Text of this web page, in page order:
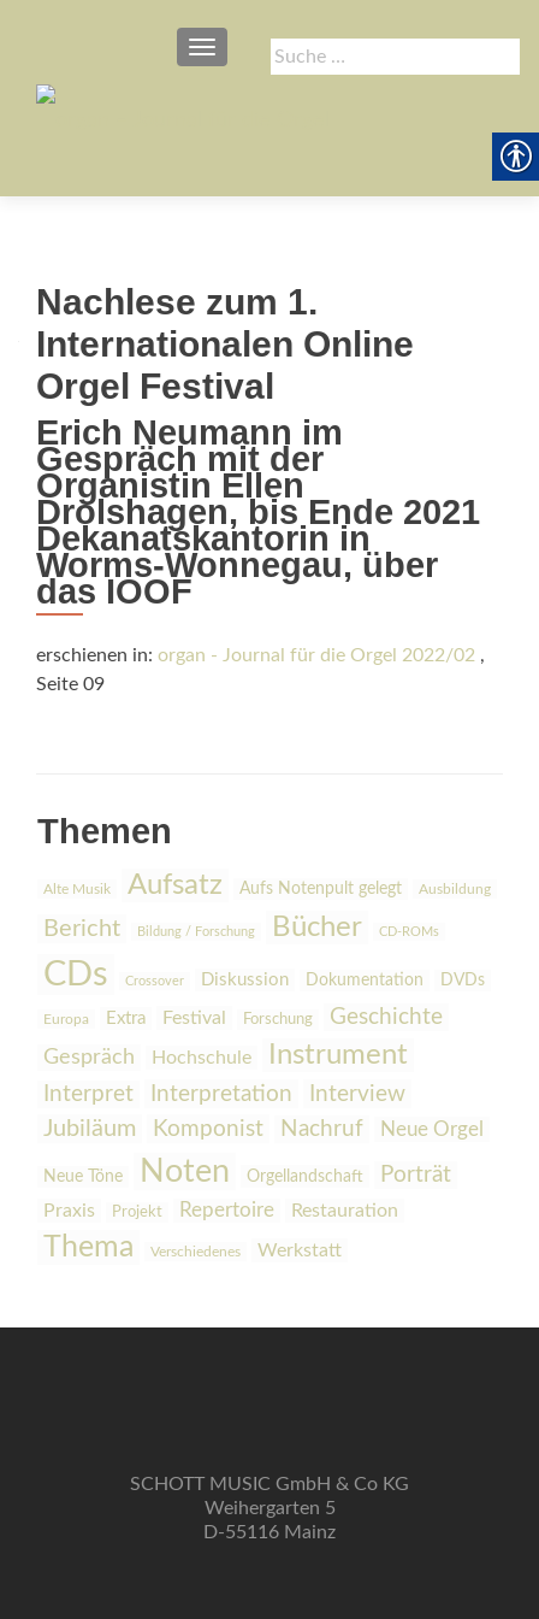
Suche
nach:
SCHALTE NAVIGATION
Nachlese zum 1.
Internationalen Online
Orgel Festival
Erich Neumann im
Gespräch mit der
Organistin Ellen
Drolshagen, bis Ende 2021
Dekanatskantorin in
Worms-Wonnegau, über
das IOOF
erschienen in: organ - Journal für die Orgel 2022/02 ,
Seite 09
Themen
Alte Musik Aufsatz Aufs Notenpult gelegt Ausbildung
Bericht Bildung / Forschung Bücher CD-ROMs
CDs Crossover Diskussion Dokumentation DVDs
Europa Extra Festival Forschung Geschichte
Gespräch Hochschule Instrument
Interpret Interpretation
Interview
Jubiläum
Komponist Nachruf Neue Orgel
Neue Töne Noten Orgellandschaft Porträt
Praxis Projekt Repertoire Restauration
Thema Verschiedenes Werkstatt
SCHOTT MUSIC GmbH & Co KG
Weihergarten 5
D-55116 Mainz